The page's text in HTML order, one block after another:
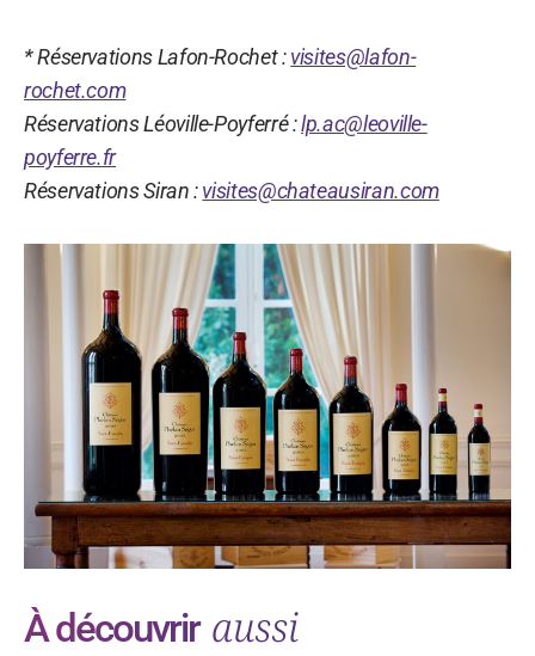
* Réservations Lafon-Rochet :visites@lafon-
rochet.com
Réservations Léoville-Poyferré :lp.ac@leoville-
poyferre.fr
Réservations Siran :visites@chateausiran.com
À découvrir aussi